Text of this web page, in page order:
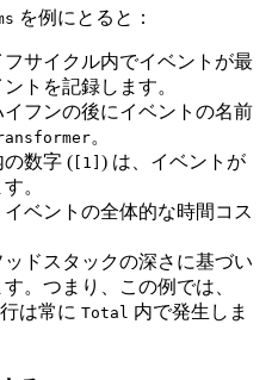
を例にとると：
サイクル内でイベントが最
トを記録します。
フンの後にイベントの名前
。
数字 ( [1] ) は、イベントが
。
ベントの全体的な時間コス
ドスタックの深さに基づい
。つまり、この例では、
は常に Total 内で発生しま